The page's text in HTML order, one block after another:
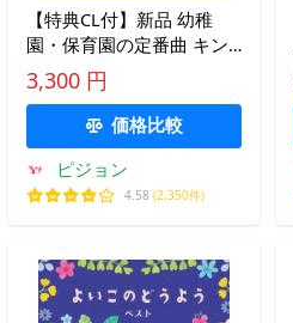
【特典CL付】新品 幼稚
園・保育園の定番曲 キン
グ・スーパー・ツイン・シ
リーズ 2026 / (CD)
KICW7811
3,300 円
価格比較
ピジョン
4.58 (2,350件)